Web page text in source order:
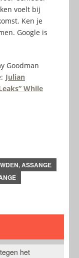
voelt bij
Ken je
Google is
Goodman
Julian
While
ASSANGE
het